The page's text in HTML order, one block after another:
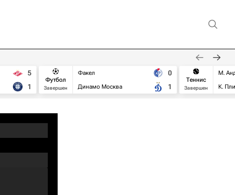
5
1
Футбол
Завершен
Факел
Динамо Москва
0
1
Теннис
Завершен
М.
К.